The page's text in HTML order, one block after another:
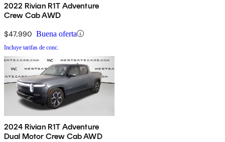
2022 Rivian R1T Adventure
Crew Cab AWD
$47,990 Buena oferta
Incluye tarifas de conc.
2024 Rivian R1T Adventure
Dual Motor Crew Cab AWD